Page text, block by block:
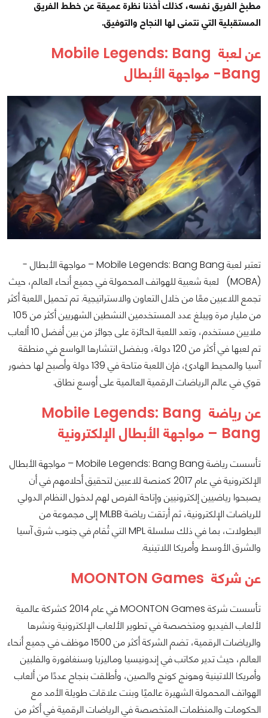
مطبخ الفريق نفسه، كذلك أخذنا نظرة عميقة عن خطط الفريق
المستقبلية التي نتمنى لها النجاح والتوفيق.
عن لعبة Mobile Legends: Bang
Bang- مواجهة الأبطال
تعتبر لعبة Mobile Legends: Bang Bang – مواجهة الأبطال -
(MOBA) لعبة شعبية للهواتف المحمولة في جميع أنحاء العالم، حيث
تجمع اللاعبين معًا من خلال التعاون والاستراتيجية. تم تحميل اللعبة أكثر
من مليار مرة ويبلغ عدد المستخدمين النشطين الشهريين أكثر من 105
ملايين مستخدم، وتعد اللعبة الحائزة على جوائز من بين أفضل 10 ألعاب
تم لعبها في أكثر من 120 دولة، وبفضل انتشارها الواسع في منطقة
آسيا والمحيط الهادئ، فإن اللعبة متاحة في 139 دولة وأصبح لها حضور
قوي في عالم الرياضات الرقمية العالمية على أوسع نطاق.
عن رياضة Mobile Legends: Bang
Bang – مواجهة الأبطال الإلكترونية
تأسست رياضة Mobile Legends: Bang Bang – مواجهة الأبطال
الإلكترونية في عام 2017 كمنصة للاعبين لتحقيق أحلامهم في أن
يصبحوا رياضيين إلكترونيين وإتاحة الفرص لهم لدخول النظام الدولي
للرياضات الإلكترونية، ثم أرتقت رياضة MLBB إلى مجموعة من
البطولات، بما في ذلك سلسلة MPL التي تُقام في جنوب شرق آسيا
والشرق الأوسط وأمريكا اللاتينية.
عن شركة MOONTON Games
تأسست شركة MOONTON Games في عام 2014 كشركة عالمية
لألعاب الفيديو ومتخصصة في تطوير الألعاب الإلكترونية ونشرها
والرياضات الرقمية، تضم الشركة أكثر من 1500 موظف في جميع أنحاء
العالم، حيث تدير مكاتب في إندونيسيا وماليزيا وسنغافورة والفلبين
وأمريكا اللاتينية وهونج كونج والصين، وأطلقت بنجاح عددًا من ألعاب
الهواتف المحمولة الشهيرة عالميًا وبنت علاقات طويلة الأمد مع
الحكومات والمنظمات المتخصصة في الرياضات الرقمية في أكثر من